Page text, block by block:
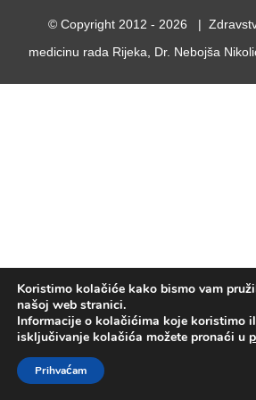
© Copyright 2012 - 2026 |
medicinu rada Rijeka, Dr. Nebojša
Koristimo kolačiće kako bismo vam
našoj web stranici.
Informacije o kolačićima koje koristimo
isključivanje kolačića možete pronaći u
Prihvaćam